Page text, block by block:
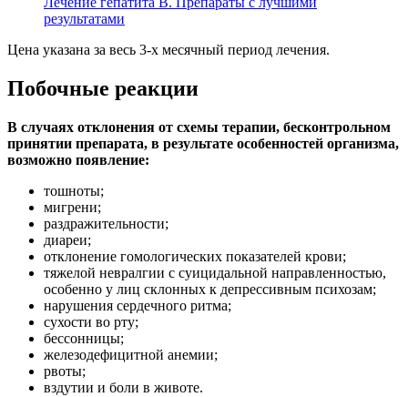
результатами
Цена указана за весь 3-х месячный период лечения.
Побочные реакции
В случаях отклонения от схемы терапии, бесконтрольном
принятии препарата, в результате особенностей организма,
возможно появление:
тошноты;
мигрени;
раздражительности;
диареи;
отклонение гомологических показателей крови;
тяжелой невралгии с суицидальной направленностью,
особенно у лиц склонных к депрессивным психозам;
нарушения сердечного ритма;
сухости во рту;
бессонницы;
железодефицитной анемии;
рвоты;
вздутии и боли в животе.